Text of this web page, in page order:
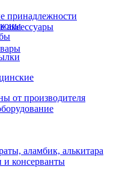
принадлежности
аксессуары
от производителя
аламбик, алькитара
и консерванты